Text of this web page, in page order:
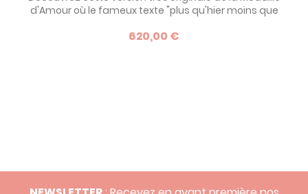
d'Amour où le fameux texte "plus qu'hier moins que
parchemin ! Un modèle signé Augis.
620,00 €